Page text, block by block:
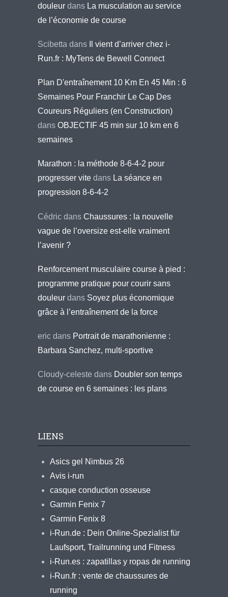
douleur dans La musculation au service
de l’économie de course
Scibetta dans
Il vient d’arriver chez i-
Run.fr : MyTens de Bewell Connect
Plan D'entraînement 10 Km En 45 Min : 6
Semaines Pour Franchir Le Cap Des
Coureurs Réguliers (en Construction)
dans OBJECTIF 45 min sur 10 km en 6
semaines
Marathon : la méthode 8-6-4-2 pour
progresser vite dans La séance en
progression 8-6-4-2
Cédric dans Chaussures : la nouvelle
vague de l’oversize est-elle vraiment
l’avenir ?
Renforcement musculaire course à pied :
programme pratique pour courir sans
douleur dans Soyez plus économique
grâce à l’entraînement de la force
eric dans Portrait de marathonienne :
Barbara Sanchez, multi-sportive
Cloudy-celeste dans Doubler son temps
de course en 6 semaines : les plans
LIENS
Asics gel Nimbus 26
Avis i-run
casque conduction osseuse
Garmin Fenix 7
Garmin Fenix 8
i-Run.de : Dein Online-Spezialist für
Laufsport, Trailrunning und Fitness
i-Run.es : zapatillas y ropas de running
i-Run.fr : vente de chaussures de
running